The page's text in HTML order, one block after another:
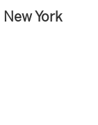
New York